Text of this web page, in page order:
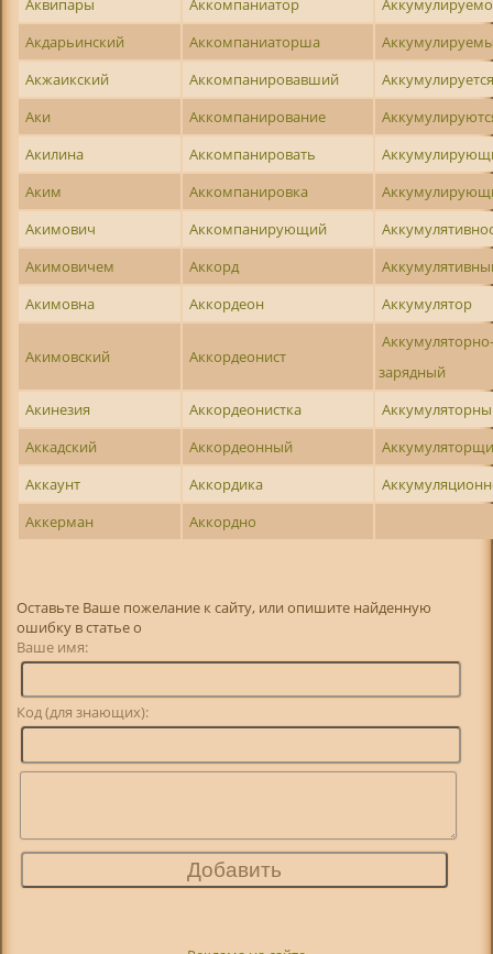
Аквипары
Аккомпаниатор
Акдарьинский
Аккомпаниаторша
Акжаикский
Аккомпанировавший
Аки
Аккомпанирование
Акилина
Аккомпанировать
Аким
Аккомпанировка
Акимович
Аккомпанирующий
Акимовичем
Аккорд
Акимовна
Аккордеон Аккумулятор
Акимовский Аккордеонист
зарядный
Акинезия
Аккордеонистка
Аккадский
Аккордеонный
Аккаунт
Аккордика
Аккерман
Аккордно
Оставьте Ваше пожелание к сайту, или опишите найденную
ошибку в статье о
Ваше имя:
Код (для знающих):